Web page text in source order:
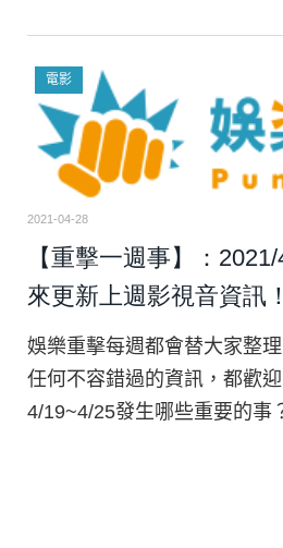
電影
2021-04-28
【重擊一週事】：
來更新上週影視音資訊！
娛樂重擊每週都會替大家整
任何不容錯過的資訊，都歡
4/19~4/25發生哪些重要的事